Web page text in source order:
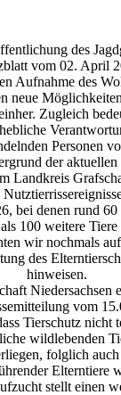
des
vom 02. April
Aufnahme des
neue
Zugleich
Personen
der aktuellen
Landkreis
bei denen rund 60
100 weitere
wir nochmals
des
hinweisen.
Niedersachsen
vom
Tierschutz nicht
wildlebenden
folglich
Elterntiere
stellt einen